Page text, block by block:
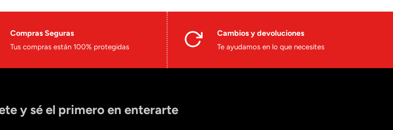
Compras Seguras
Tus compras están 100% protegidas
Cambios y devoluciones
Te ayudamos en lo que necesites
y sé el primero en enterarte